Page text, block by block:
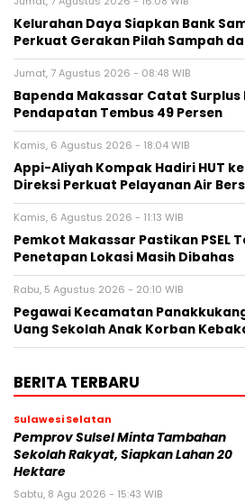
Kelurahan Daya Siapkan Bank
Perkuat Gerakan Pilah Sampah
Jumat, 7 Agustus 2026 - 08:48 WIB
Bapenda Makassar Catat Surplus
Pendapatan Tembus 49 Persen
Kamis, 6 Agustus 2026 - 18:04 WIB
Appi-Aliyah Kompak Hadiri HUT
Direksi Perkuat Pelayanan Air
Kamis, 6 Agustus 2026 - 11:13 WIB
Pemkot Makassar Pastikan PSEL
Penetapan Lokasi Masih Dibahas
Rabu, 5 Agustus 2026 - 20:10 WIB
Pegawai Kecamatan
Uang Sekolah Anak Korban
BERITA TERBARU
Sulawesi Selatan
Pemprov Sulsel Minta Tambahan
Sekolah Rakyat, Siapkan Lahan 20
Hektare
Sabtu, 8 Agu 2026 - 15:43 WIB